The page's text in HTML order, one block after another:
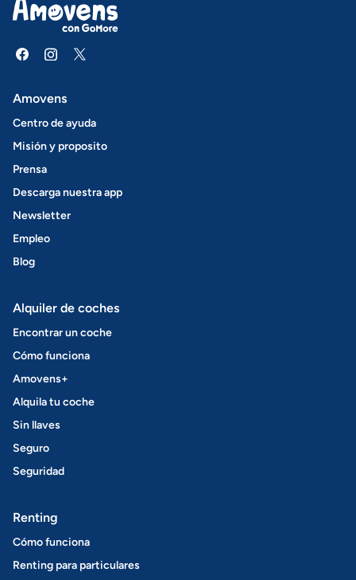
Amovens
Centro de ayuda
Misión y proposito
Prensa
Descarga nuestra app
Newsletter
Empleo
Blog
Alquiler de coches
Encontrar un coche
Cómo funciona
Amovens+
Alquila tu coche
Sin llaves
Seguro
Seguridad
Renting
Cómo funciona
Renting para particulares